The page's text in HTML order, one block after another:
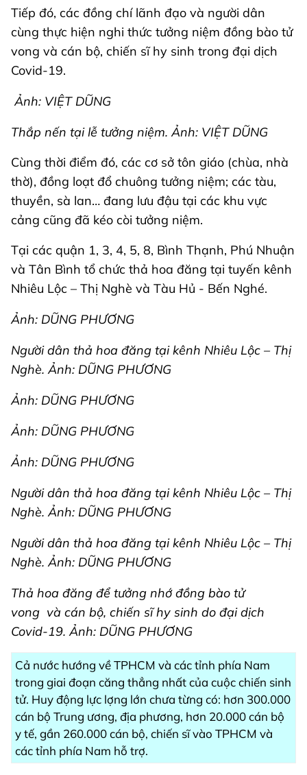
Tiếp đó, các đồng chí lãnh đạo và người dân
cùng thực hiện nghi thức tưởng niệm đồng bào tử
vong và cán bộ, chiến sĩ hy sinh trong đại dịch
Covid-19.
Ảnh: VIỆT DŨNG
Thắp nến tại lễ tưởng niệm. Ảnh: VIỆT DŨNG
Cùng thời điểm đó, các cơ sở tôn giáo (chùa, nhà
thờ), đồng loạt đổ chuông tưởng niệm; các tàu,
thuyền, sà lan… đang lưu đậu tại các khu vực
cảng cũng đã kéo còi tưởng niệm.
Tại các quận 1, 3, 4, 5, 8, Bình Thạnh, Phú Nhuận
và Tân Bình tổ chức thả hoa đăng tại tuyến kênh
Nhiêu Lộc – Thị Nghè và Tàu Hủ - Bến Nghé.
Ảnh: DŨNG PHƯƠNG
Người dân thả hoa đăng tại kênh Nhiêu Lộc – Thị
Nghè. Ảnh: DŨNG PHƯƠNG
Ảnh: DŨNG PHƯƠNG
Ảnh: DŨNG PHƯƠNG
Ảnh: DŨNG PHƯƠNG
Người dân thả hoa đăng tại kênh Nhiêu Lộc – Thị
Nghè. Ảnh: DŨNG PHƯƠNG
Người dân thả hoa đăng tại kênh Nhiêu Lộc – Thị
Nghè. Ảnh: DŨNG PHƯƠNG
Thả hoa đăng để tưởng nhớ đồng bào tử
vong và cán bộ, chiến sĩ hy sinh do đại dịch
Covid-19. Ảnh: DŨNG PHƯƠNG
Cả nước hướng về TPHCM và các tỉnh phía Nam
trong giai đoạn căng thẳng nhất của cuộc chiến sinh
tử. Huy động lực lợng lớn chưa từng có: hơn 300.000
cán bộ Trung ương, địa phương, hơn 20.000 cán bộ
y tế, gần 260.000 cán bộ, chiến sĩ vào TPHCM và
các tỉnh phía Nam hỗ trợ.